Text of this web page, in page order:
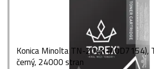
Konica Minolta TN-214K (A0D7154),
černý, 24000 stran